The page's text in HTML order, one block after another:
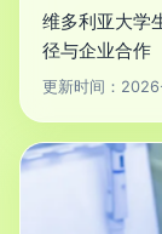
维多利亚大学
径与企业合作
更新时间：